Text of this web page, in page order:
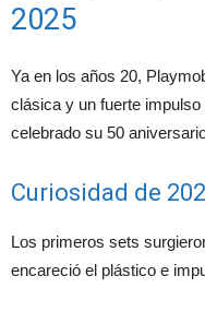
2025
Ya en los años 20,
clásica y un fuerte
celebrado su 50
Curiosidad de
Los primeros sets
encareció el plástico e